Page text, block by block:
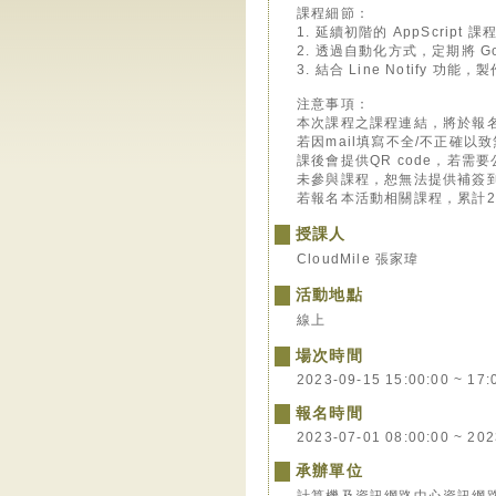
課程細節：
1. 延續初階的 AppScript 課
2. 透過自動化方式，定期將
3. 結合 Line Notify 功能，製
注意事項：
本次課程之課程連結，將於報
若因mail填寫不全/不正確以
課後會提供QR code，若需要
未參與課程，恕無法提供補簽
若報名本活動相關課程，累計
授課人
CloudMile 張家瑋
活動地點
線上
場次時間
2023-09-15 15:00:00 ~
報名時間
2023-07-01 08:00:00 ~
承辦單位